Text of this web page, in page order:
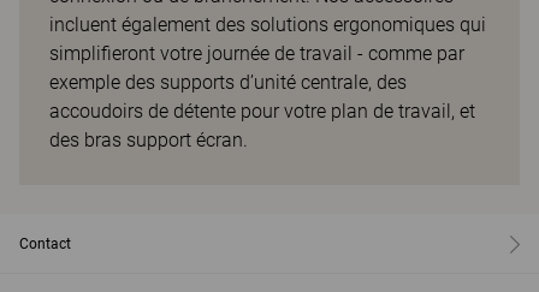
incluent également des solutions ergonomiques qui
simplifieront votre journée de travail - comme par
exemple des supports d’unité centrale, des
accoudoirs de détente pour votre plan de travail, et
des bras support écran.
Contact